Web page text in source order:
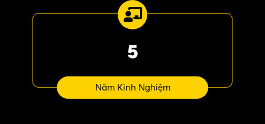
5
Năm Kinh Nghiệm